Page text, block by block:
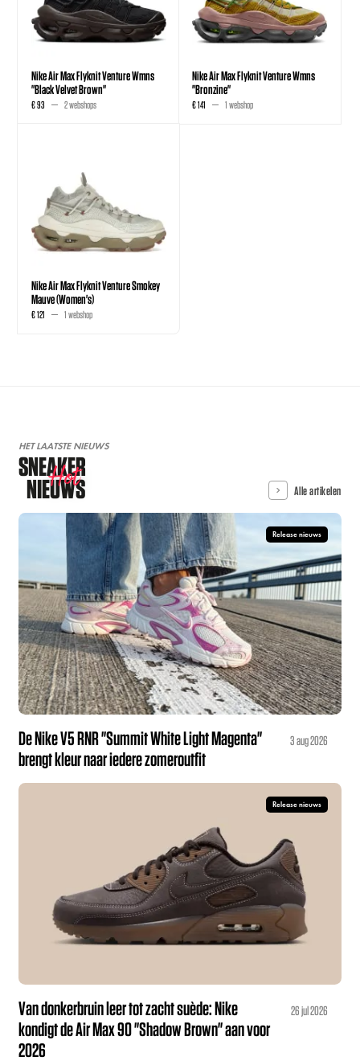
Nike Air Max Flyknit Venture Wmns
"Black Velvet Brown"
€ 93 2 webshops
Nike Air Max Flyknit Venture Wmns
"Bronzine"
€ 141 1 webshop
Nike Air Max Flyknit Venture Smokey
Mauve (Women's)
€ 121 1 webshop
HET LAATSTE NIEUWS
SNEAKER
NIEUWS
Hot Alle artikelen
Release nieuws
De Nike V5 RNR "Summit White Light Magenta"
brengt kleur naar iedere zomeroutfit
3 aug 2026
Release nieuws
Van donkerbruin leer tot zacht suède: Nike
kondigt de Air Max 90 "Shadow Brown" aan voor
2026
26 jul 2026